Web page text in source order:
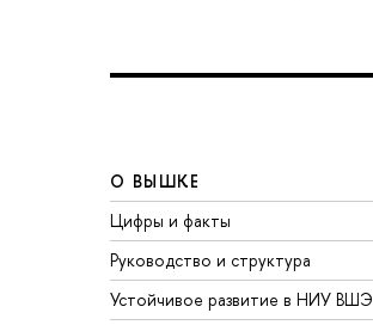
О ВЫШКЕ
Цифры и факты
Руководство и структура
Устойчивое развитие в НИУ ВШЭ